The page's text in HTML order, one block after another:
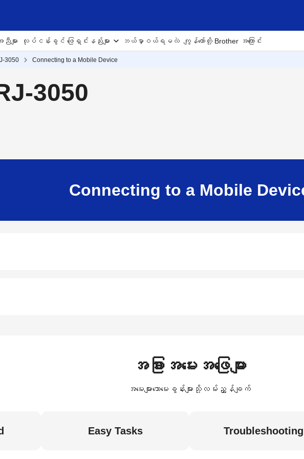
ျား လုပ်ငန်းခွင် ဖြေရှင်းနည်းများ ဘယ်မှာဝယ်ရမလဲ ကျွန်တော်တို့ Brother အကြောင်း
3050 Connecting to a Mobile Device
3050
Connecting to a Mobile
အခြားအမေးအဖြေများ
အမေးများသောမေးခွန်းများသို့လမ်းညွှန်ချက်
Easy Tasks Troubleshooting